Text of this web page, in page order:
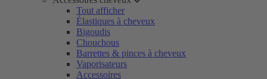
Tout afficher
Élastiques à cheveux
Bigoudis
Chouchous
Barrettes & pinces à cheveux
Vaporisateurs
Accessoires